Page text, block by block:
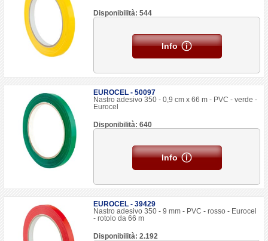
Disponibilità: 544
Info
EUROCEL - 50097
Nastro adesivo 350 - 0,9 cm x 66 m - PVC - verde -
Eurocel
Disponibilità: 640
Info
EUROCEL - 39429
Nastro adesivo 350 - 9 mm - PVC - rosso - Eurocel
- rotolo da 66 m
Disponibilità: 2.192